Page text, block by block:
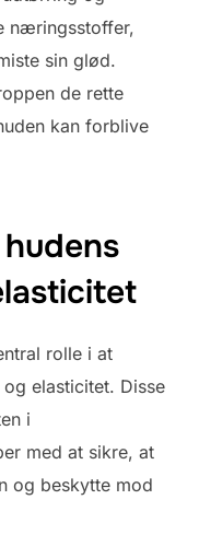
næringsstoffer,
sin glød.
de rette
kan forblive
hudens
rolle i at
elasticitet. Disse
i
med at sikre, at
og beskytte mod